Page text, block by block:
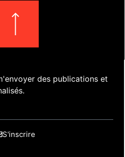
des publications et
S'inscrire